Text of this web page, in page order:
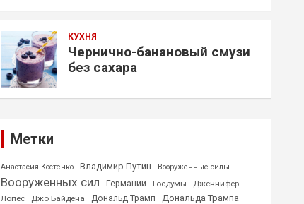
КУХНЯ
Чернично-банановый смузи
без сахара
Метки
Анастасия Костенко Владимир Путин Вооруженные силы
Вооруженных сил Германии Госдумы
Дженнифер
Лопес
Джо Байдена Дональд Трамп Дональда Трампа